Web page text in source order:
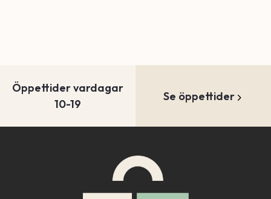
Öppettider vardagar
10-19
Se öppettider